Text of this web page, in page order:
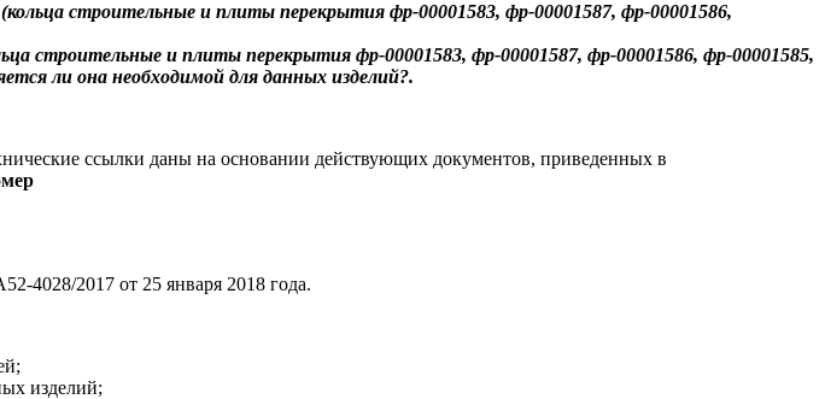
строительные и плиты перекрытия фр-00001583, фр-00001587, фр-00001586,
строительные и плиты перекрытия фр-00001583, фр-00001587, фр-00001586, фр-00001585,
ли она необходимой для данных изделий?.
ссылки даны на основании действующих документов, приведенных в
4028/2017 от 25 января 2018 года.
изделий;